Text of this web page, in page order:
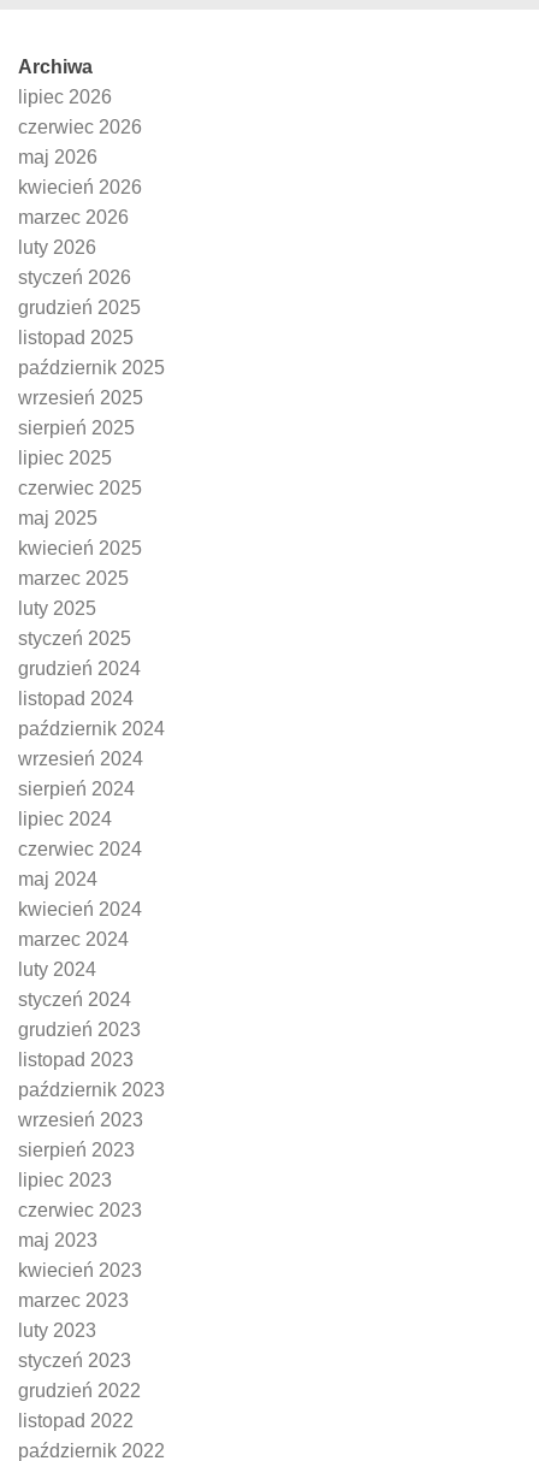
Archiwa
lipiec 2026
czerwiec 2026
maj 2026
kwiecień 2026
marzec 2026
luty 2026
styczeń 2026
grudzień 2025
listopad 2025
październik 2025
wrzesień 2025
sierpień 2025
lipiec 2025
czerwiec 2025
maj 2025
kwiecień 2025
marzec 2025
luty 2025
styczeń 2025
grudzień 2024
listopad 2024
październik 2024
wrzesień 2024
sierpień 2024
lipiec 2024
czerwiec 2024
maj 2024
kwiecień 2024
marzec 2024
luty 2024
styczeń 2024
grudzień 2023
listopad 2023
październik 2023
wrzesień 2023
sierpień 2023
lipiec 2023
czerwiec 2023
maj 2023
kwiecień 2023
marzec 2023
luty 2023
styczeń 2023
grudzień 2022
listopad 2022
październik 2022